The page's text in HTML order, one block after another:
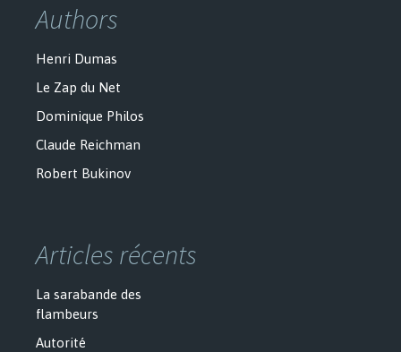
Authors
Henri Dumas
Le Zap du Net
Dominique Philos
Claude Reichman
Robert Bukinov
Articles récents
La sarabande des
flambeurs
Autorité